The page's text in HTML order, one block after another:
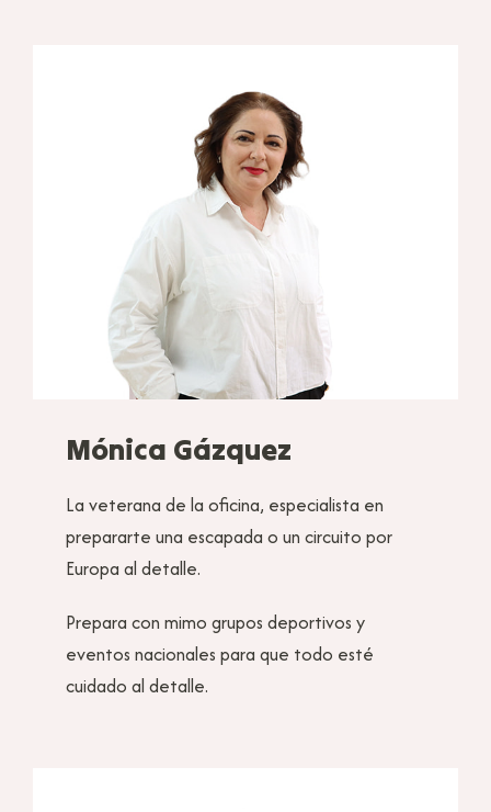
Mónica Gázquez
La veterana de la oficina, especialista en
prepararte una escapada o un circuito por
Europa al detalle.
Prepara con mimo grupos deportivos y
eventos nacionales para que todo esté
cuidado al detalle.